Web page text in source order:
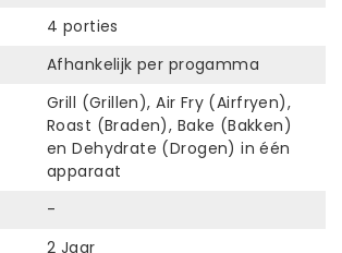
4 porties
Afhankelijk per progamma
Grill (Grillen), Air Fry (Airfryen),
Roast (Braden), Bake (Bakken)
en Dehydrate (Drogen) in één
apparaat
-
2 Jaar